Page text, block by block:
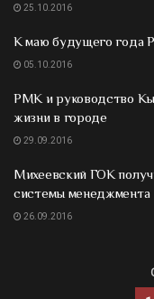
25.10.2016
К маю будущего года
05.10.2016
РМК и руководство
жизни в городе
29.09.2016
Михеевский ГОК
системы менеджмента
26.09.2016